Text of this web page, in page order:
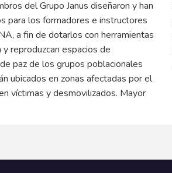
del Grupo Janus diseñaron y han
para los formadores e instructores
a fin de dotarlos con herramientas
reproduzcan espacios de
paz de los grupos poblacionales
ubicados en zonas afectadas por el
víctimas y desmovilizados. Mayor